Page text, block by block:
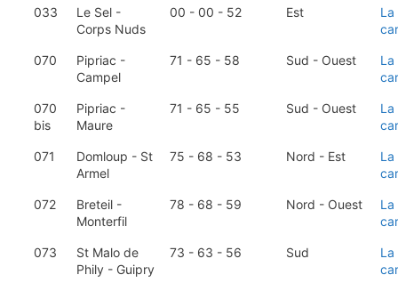
033
Le Sel -
Corps Nuds
00 - 00 - 52 Est
La
070
Pipriac -
Campel
71 - 65 - 58 Sud - Ouest
La
070
bis
Pipriac -
Maure
71 - 65 - 55 Sud - Ouest
La
071
Domloup - St
Armel
75 - 68 - 53 Nord - Est
La
072
Breteil -
Monterfil
78 - 68 - 59 Nord - Ouest
La
073
St Malo de
Phily - Guipry
73 - 63 - 56 Sud
La